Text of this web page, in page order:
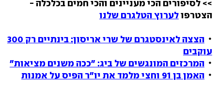
>> לסיפורים הכי מעניינים והכי חמים בכלכלה -
הצטרפולערוץ הטלגרם שלנו
הצצה לאינסטגרם של שרי אריסון: בינתיים רק 300
עוקבים
המרכזים המונגשים של ביג: "ככה משנים מציאות"
האמן בן 91 וחצי מלמד את יו"ר הפיס על אמנות